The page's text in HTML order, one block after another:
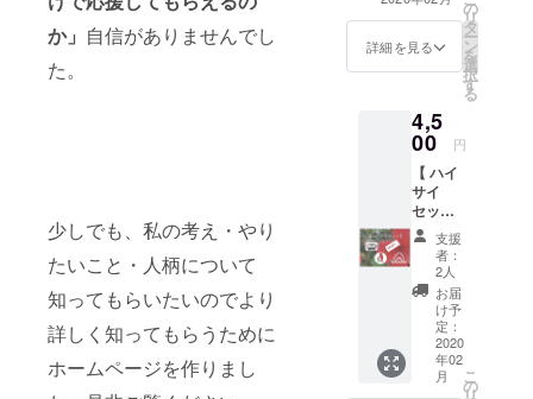
か」 自信がありませんでし
た。
少しでも、私の考え・やり
たいこと・人柄について
知ってもらいたいのでより
詳しく知ってもらうために
ホームページを作りまし
ターン
につい
ださ
い。
う人にオススメ
のリターンで
す。 お家で
ができます。 ①
感謝の気持ちを
込めたお手紙、
または電話 ②生
タピオカ200g
（10杯分） ③秘
伝のタピオカミ
ルクティーレシ
ピ ④ストローや
カップ等の装飾
欄にてご希望を
ご記載くださ
い。（お手紙、
または電話） ◇
詳細を見る
の
リ
タ
ー
ン
を
選
択
す
る
4,5
00 円
【 ハイ
サイ
セッ
ト】 ①
感謝の
気持ち
を込め
たお手
紙、ま
たは電
②「dor
支援
者：
2人
お届
け予
定：
2020
年02
月
こ
の